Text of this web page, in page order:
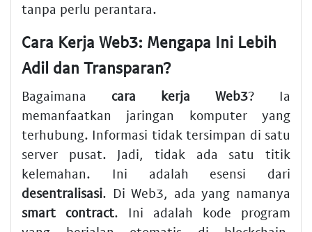
tanpa perlu perantara.
Cara Kerja Web3: Mengapa Ini Lebih
Adil dan Transparan?
Bagaimana cara kerja Web3? Ia
memanfaatkan jaringan komputer yang
terhubung. Informasi tidak tersimpan di satu
server pusat. Jadi, tidak ada satu titik
kelemahan. Ini adalah esensi dari
desentralisasi. Di Web3, ada yang namanya
smart contract. Ini adalah kode program